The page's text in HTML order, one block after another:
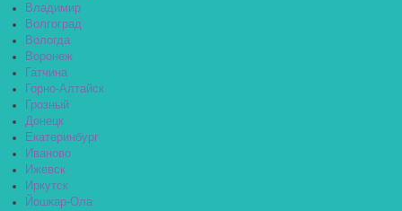
Владимир
Волгоград
Вологда
Воронеж
Гатчина
Горно-Алтайск
Грозный
Донецк
Екатеринбург
Иваново
Ижевск
Иркутск
Йошкар-Ола